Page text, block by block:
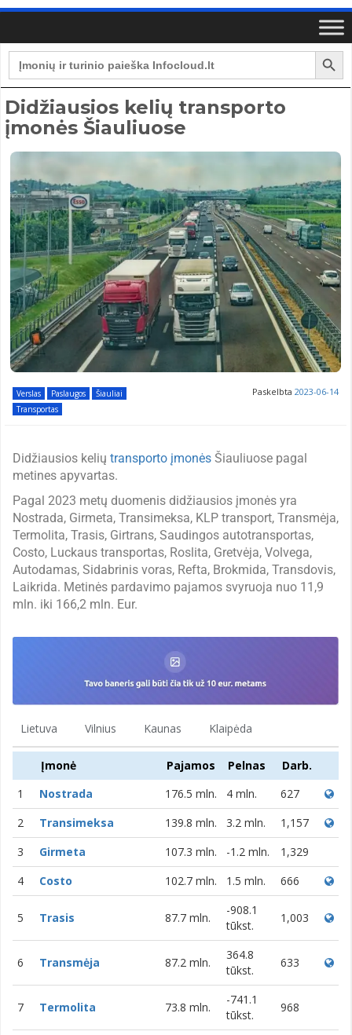
Search
for:
Search Button
Didžiausios kelių transporto
įmonės Šiauliuose
Verslas Paslaugos
Šiauliai
Transportas
Paskelbta 2023-06-14
Didžiausios kelių transporto įmonės Šiauliuose pagal
metines apyvartas.
Pagal 2023 metų duomenis didžiausios įmonės yra
Nostrada, Girmeta, Transimeksa, KLP transport, Transmėja,
Termolita, Trasis, Girtrans, Saudingos autotransportas,
Costo, Luckaus transportas, Roslita, Gretvėja, Volvega,
Autodamas, Sidabrinis voras, Refta, Brokmida, Transdovis,
Laikrida. Metinės pardavimo pajamos svyruoja nuo 11,9
mln. iki 166,2 mln. Eur.
Lietuva Vilnius Kaunas Klaipėda
Įmonė Pajamos Pelnas
Darb.
1
Nostrada 176.5 mln. 4 mln.
627
2
Transimeksa 139.8 mln. 3.2 mln.
1,157
3
Girmeta 107.3 mln. -1.2 mln.
1,329
4
Costo 102.7 mln. 1.5 mln. 666
5 Trasis 87.7 mln.
-908.1
tūkst.
1,003
6 Transmėja 87.2 mln.
364.8
tūkst.
633
7 Termolita 73.8 mln.
-741.1
tūkst.
968